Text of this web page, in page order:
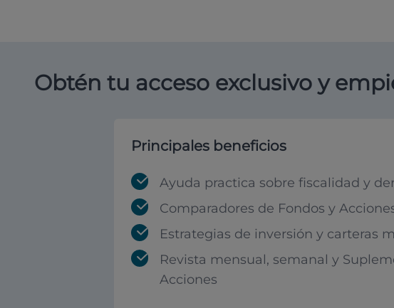
Obtén tu acceso exclusivo y
Principales beneficios
Ayuda practica sobre fiscalidad y
Comparadores de Fondos y
Estrategias de inversión y carteras
Revista mensual, semanal y
Acciones